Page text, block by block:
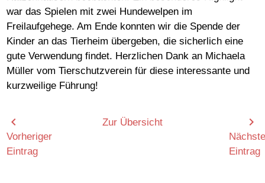
war das Spielen mit zwei Hundewelpen im
Freilaufgehege. Am Ende konnten wir die Spende der
Kinder an das Tierheim übergeben, die sicherlich eine
gute Verwendung findet. Herzlichen Dank an Michaela
Müller vom Tierschutzverein für diese interessante und
kurzweilige Führung!
chevron_left
Vorheriger
Eintrag
Zur Übersicht chevron_right
Eintrag